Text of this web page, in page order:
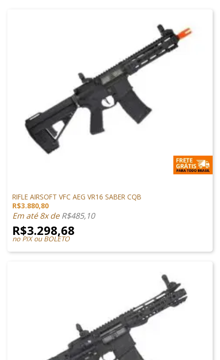
RIFLE AIRSOFT VFC AEG VR16 SABER CQB
R$3.880,80
Em até 8x deR$485,10
R$3.298,68
no PIX ou BOLETO